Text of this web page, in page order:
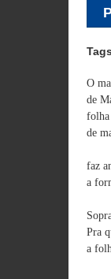
O
de
folha
de
faz
a
Pra
a